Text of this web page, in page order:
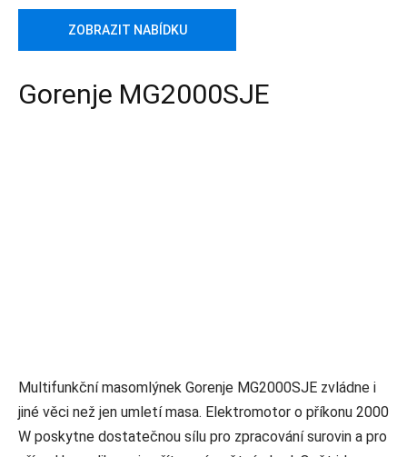
ZOBRAZIT NABÍDKU
Gorenje MG2000SJE
Multifunkční masomlýnek Gorenje MG2000SJE zvládne i
jiné věci než jen umletí masa. Elektromotor o příkonu 2000
W poskytne dostatečnou sílu pro zpracování surovin a pro